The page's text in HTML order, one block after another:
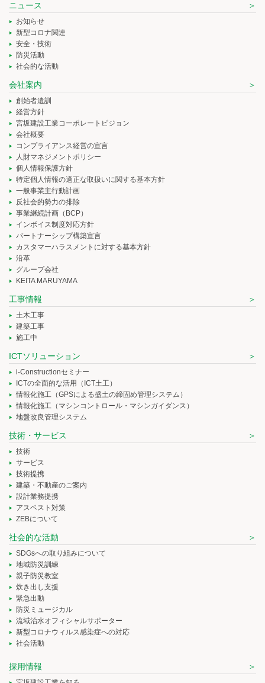
ニュース
お知らせ
新型コロナ関連
安全・技術
防災活動
社会的な活動
会社案内
創始者遺訓
経営方針
宮坂建設工業コーポレートビジョン
会社概要
コンプライアンス経営の宣言
人財マネジメントポリシー
個人情報保護方針
特定個人情報の適正な取扱いに関する基本方針
一般事業主行動計画
反社会的勢力の排除
事業継続計画（BCP）
インボイス制度対応方針
パートナーシップ構築宣言
カスタマーハラスメントに対する基本方針
沿革
グループ会社
KEITA MARUYAMA
工事情報
土木工事
建築工事
施工中
ICTソリューション
i-Constructionセミナー
ICTの全面的な活用（ICT土工）
情報化施工（GPSによる盛土の締固め管理システム）
情報化施工（マシンコントロール・マシンガイダンス）
地盤改良管理システム
技術・サービス
技術
サービス
技術提携
建築・不動産のご案内
設計業務提携
アスベスト対策
ZEBについて
社会的な活動
SDGsへの取り組みについて
地域防災訓練
親子防災教室
炊き出し支援
緊急出動
防災ミュージカル
流域治水オフィシャルサポーター
新型コロナウィルス感染症への対応
社会活動
採用情報